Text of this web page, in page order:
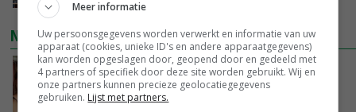
NIEUWSTE VIDEO'S
Danique in Canada: ‘Superveel schik gehad
tijdens stage’
04-08-2026
Meer informatie
Uw persoonsgegevens worden verwerkt en informatie van uw
apparaat (cookies, unieke ID's en andere apparaatgegevens)
kan worden opgeslagen door, geopend door en gedeeld met
4 partners of specifiek door deze site worden gebruikt. Wij en
onze partners kunnen precieze geolocatiegegevens
gebruiken. Lijst met partners.